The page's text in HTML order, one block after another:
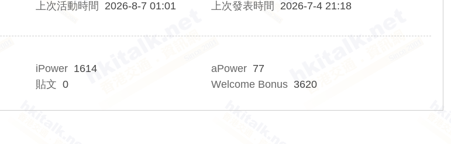
上次活動時間 2026-8-7 01:01 上次發表時間
2026-7-4 21:18
iPower 1614 aPower 77
貼文 0 Welcome Bonus 3620